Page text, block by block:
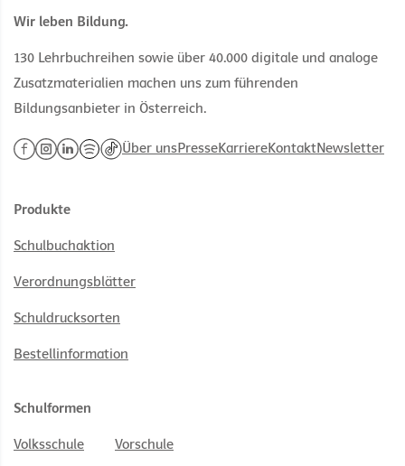
Wir leben Bildung.
130 Lehrbuchreihen sowie über 40.000 digitale und analoge
Zusatzmaterialien machen uns zum führenden
Bildungsanbieter in Österreich.
Über unsPresseKarriereKontaktNewsletter
Produkte
Schulbuchaktion
Verordnungsblätter
Schuldrucksorten
Bestellinformation
Schulformen
Volksschule Vorschule